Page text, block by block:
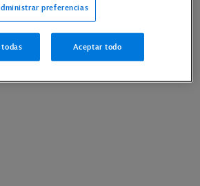
preferencias
todas Aceptar todo